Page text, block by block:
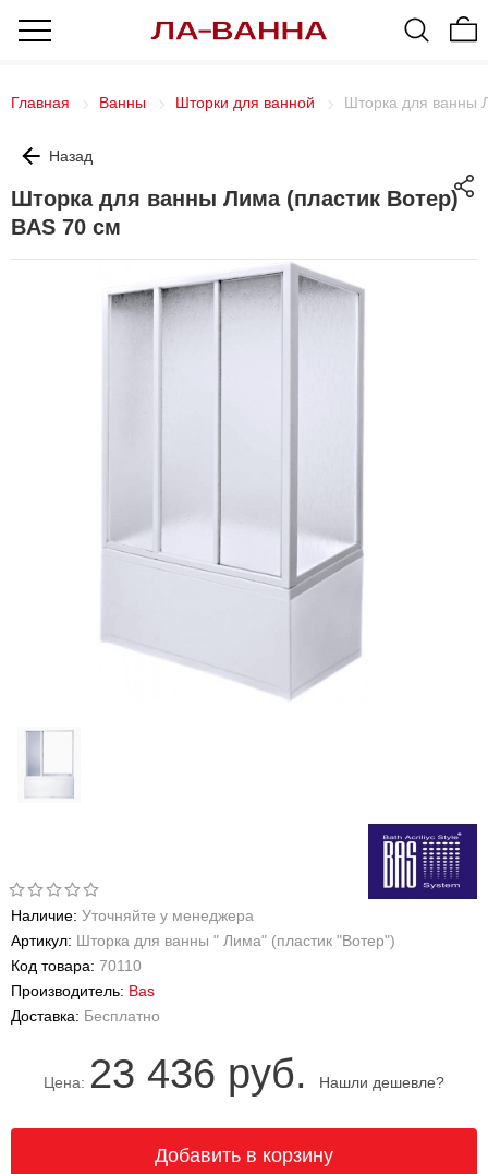
Главная Ванны Шторки для ванной Шторка для ванны
Назад
Шторка для ванны Лима (пластик Вотер)
BAS 70 см
Наличие: Уточняйте у менеджера
Артикул: Шторка для ванны " Лима" (пластик "Вотер")
Код товара: 70110
Производитель: Bas
Доставка: Бесплатно
Цена: 23 436 руб. Нашли дешевле?